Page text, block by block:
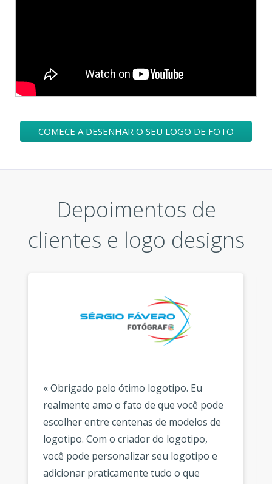
COMECE A DESENHAR O SEU LOGO DE FOTO
Depoimentos de
clientes e logo designs
« Obrigado pelo ótimo logotipo. Eu
realmente amo o fato de que você pode
escolher entre centenas de modelos de
logotipo. Com o criador do logotipo,
você pode personalizar seu logotipo e
adicionar praticamente tudo o que